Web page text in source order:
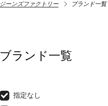
ジーンズファクトリー ブランド一覧
ブランド一覧
指定なし